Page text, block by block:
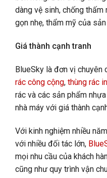
dàng vệ sinh, chống
gọn nhẹ, thẩm mỹ của
Giá thành cạnh tranh
BlueSky là đơn vị chuyên
rác công cộng, thùng rác
rác và các sản phẩm
nhà máy với giá thành
Với kinh nghiệm nhiều
với nhiều đối tác lớn,
mọi nhu cầu của khách
cũng như quy trình vận